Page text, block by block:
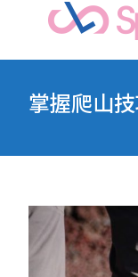
掌握爬山